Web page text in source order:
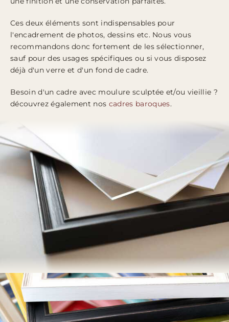
Ces deux éléments sont indispensables pour
l'encadrement de photos, dessins etc. Nous vous
recommandons donc fortement de les sélectionner,
sauf pour des usages spécifiques ou si vous disposez
déjà d'un verre et d'un fond de cadre.
Besoin d'un cadre avec moulure sculptée et/ou vieillie ?
découvrez également nos cadres baroques.